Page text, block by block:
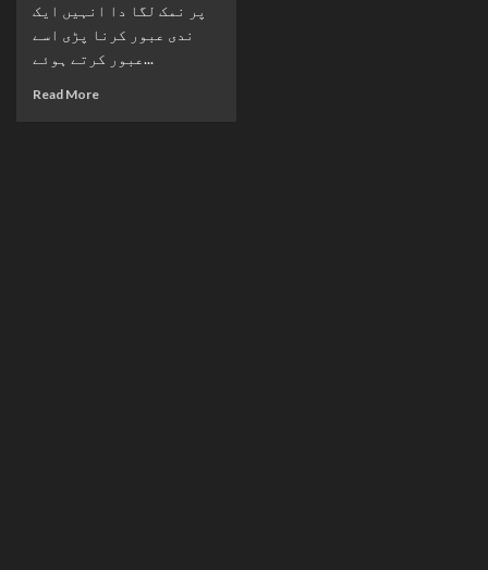
پر نمک لگا دا انہیں ایک
ندی عبور کرنا پڑی اسے
عبور کرتے ہوئے...
Read More